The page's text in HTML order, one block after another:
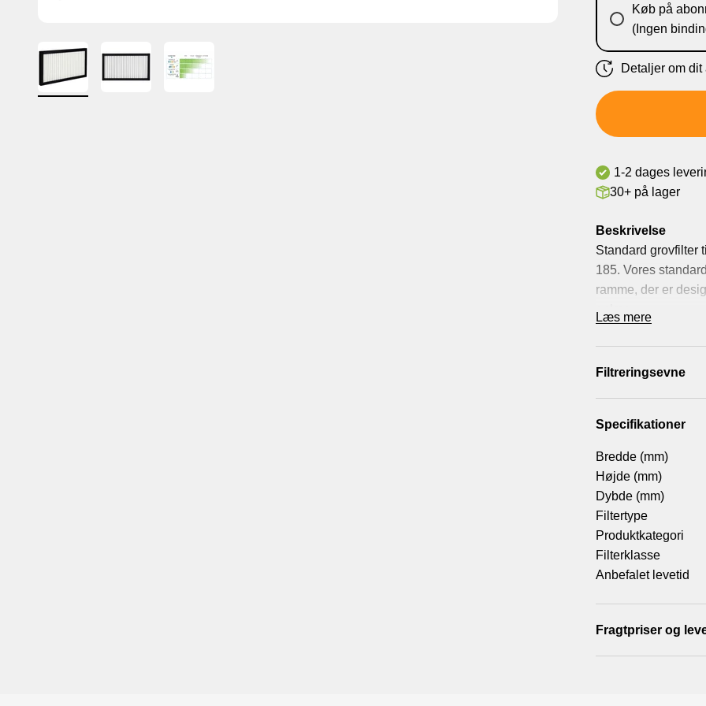
Køb på
(Ingen
Levering
Detaljer om
1-2 dages
30+ på lager
Beskrivelse
Standard grovfilter
185. Vores
ramme, der er
anlæg.
Dette filter er
såsom støv og
anlæg. På den
er naturligvis også
indsugningssiden i
støv og snavs.
Læs mere
Filtreringsevne
Specifikationer
Bredde (mm)
Højde (mm)
Dybde (mm)
Filtertype
Produktkategori
Filterklasse
Anbefalet levetid
Fragtpriser og